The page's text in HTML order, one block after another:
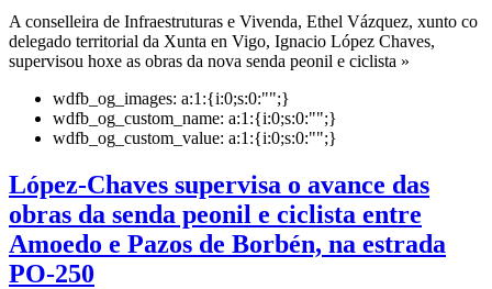
A conselleira de Infraestruturas e Vivenda, Ethel Vázquez, xunto co
delegado territorial da Xunta en Vigo, Ignacio López Chaves,
supervisou hoxe as obras da nova senda peonil e ciclista »
wdfb_og_images: a:1:{i:0;s:0:"";}
wdfb_og_custom_name: a:1:{i:0;s:0:"";}
wdfb_og_custom_value: a:1:{i:0;s:0:"";}
López-Chaves supervisa o avance das
obras da senda peonil e ciclista entre
Amoedo e Pazos de Borbén, na estrada
PO-250